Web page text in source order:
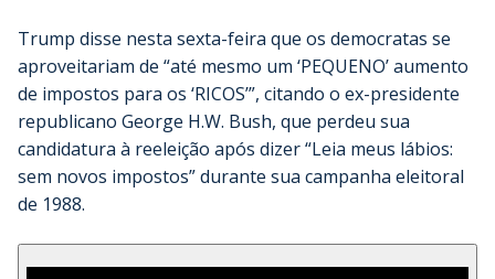
Trump disse nesta sexta-feira que os democratas se
aproveitariam de “até mesmo um ‘PEQUENO’ aumento
de impostos para os ‘RICOS’”, citando o ex-presidente
republicano George H.W. Bush, que perdeu sua
candidatura à reeleição após dizer “Leia meus lábios:
sem novos impostos” durante sua campanha eleitoral
de 1988.